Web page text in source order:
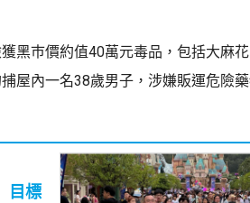
黑巿價約值40萬元毒品，包括大麻
屋內一名38歲男子，涉嫌販運危險藥
目標